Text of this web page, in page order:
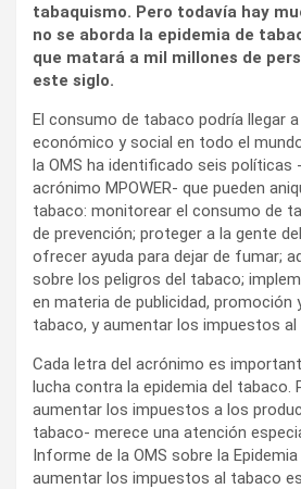
tabaquismo. Pero todavía hay
no se aborda la epidemia de
que matará a mil millones de
este siglo.
El consumo de tabaco podría llegar
económico y social en todo el
la OMS ha identificado seis políticas
acrónimo MPOWER- que pueden
tabaco: monitorear el consumo de
de prevención; proteger a la gente
ofrecer ayuda para dejar de fumar;
sobre los peligros del tabaco;
en materia de publicidad, promoción
tabaco, y aumentar los impuestos al
Cada letra del acrónimo es
lucha contra la epidemia del tabaco.
aumentar los impuestos a los
tabaco- merece una atención
Informe de la OMS sobre la
aumentar los impuestos al tabaco